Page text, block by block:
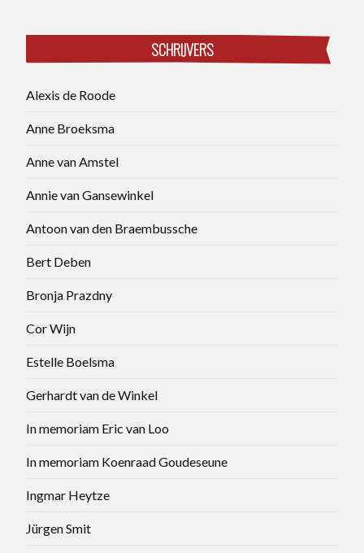
SCHRIJVERS
Alexis de Roode
Anne Broeksma
Anne van Amstel
Annie van Gansewinkel
Antoon van den Braembussche
Bert Deben
Bronja Prazdny
Cor Wijn
Estelle Boelsma
Gerhardt van de Winkel
In memoriam Eric van Loo
In memoriam Koenraad Goudeseune
Ingmar Heytze
Jürgen Smit